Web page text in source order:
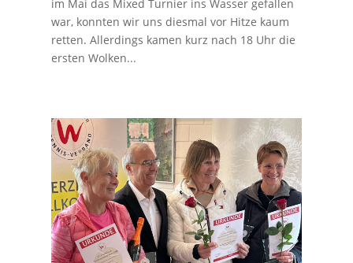
im Mai das Mixed Turnier ins Wasser gefallen
war, konnten wir uns diesmal vor Hitze kaum
retten. Allerdings kamen kurz nach 18 Uhr die
ersten Wolken...